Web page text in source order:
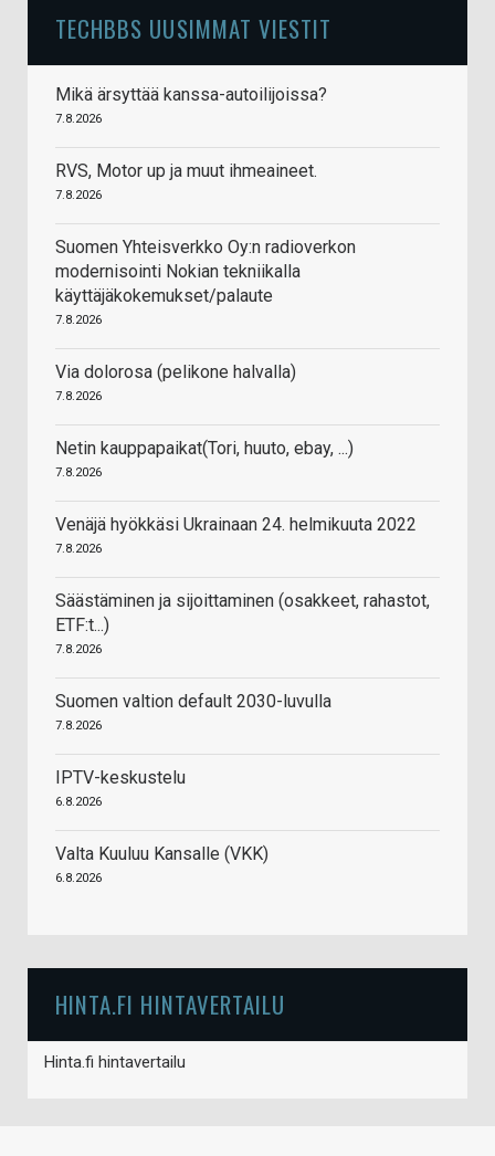
TECHBBS UUSIMMAT VIESTIT
Mikä ärsyttää kanssa-autoilijoissa?
7.8.2026
RVS, Motor up ja muut ihmeaineet.
7.8.2026
Suomen Yhteisverkko Oy:n radioverkon
modernisointi Nokian tekniikalla
käyttäjäkokemukset/palaute
7.8.2026
Via dolorosa (pelikone halvalla)
7.8.2026
Netin kauppapaikat(Tori, huuto, ebay, ...)
7.8.2026
Venäjä hyökkäsi Ukrainaan 24. helmikuuta 2022
7.8.2026
Säästäminen ja sijoittaminen (osakkeet, rahastot,
ETF:t...)
7.8.2026
Suomen valtion default 2030-luvulla
7.8.2026
IPTV-keskustelu
6.8.2026
Valta Kuuluu Kansalle (VKK)
6.8.2026
HINTA.FI HINTAVERTAILU
Hinta.fi hintavertailu